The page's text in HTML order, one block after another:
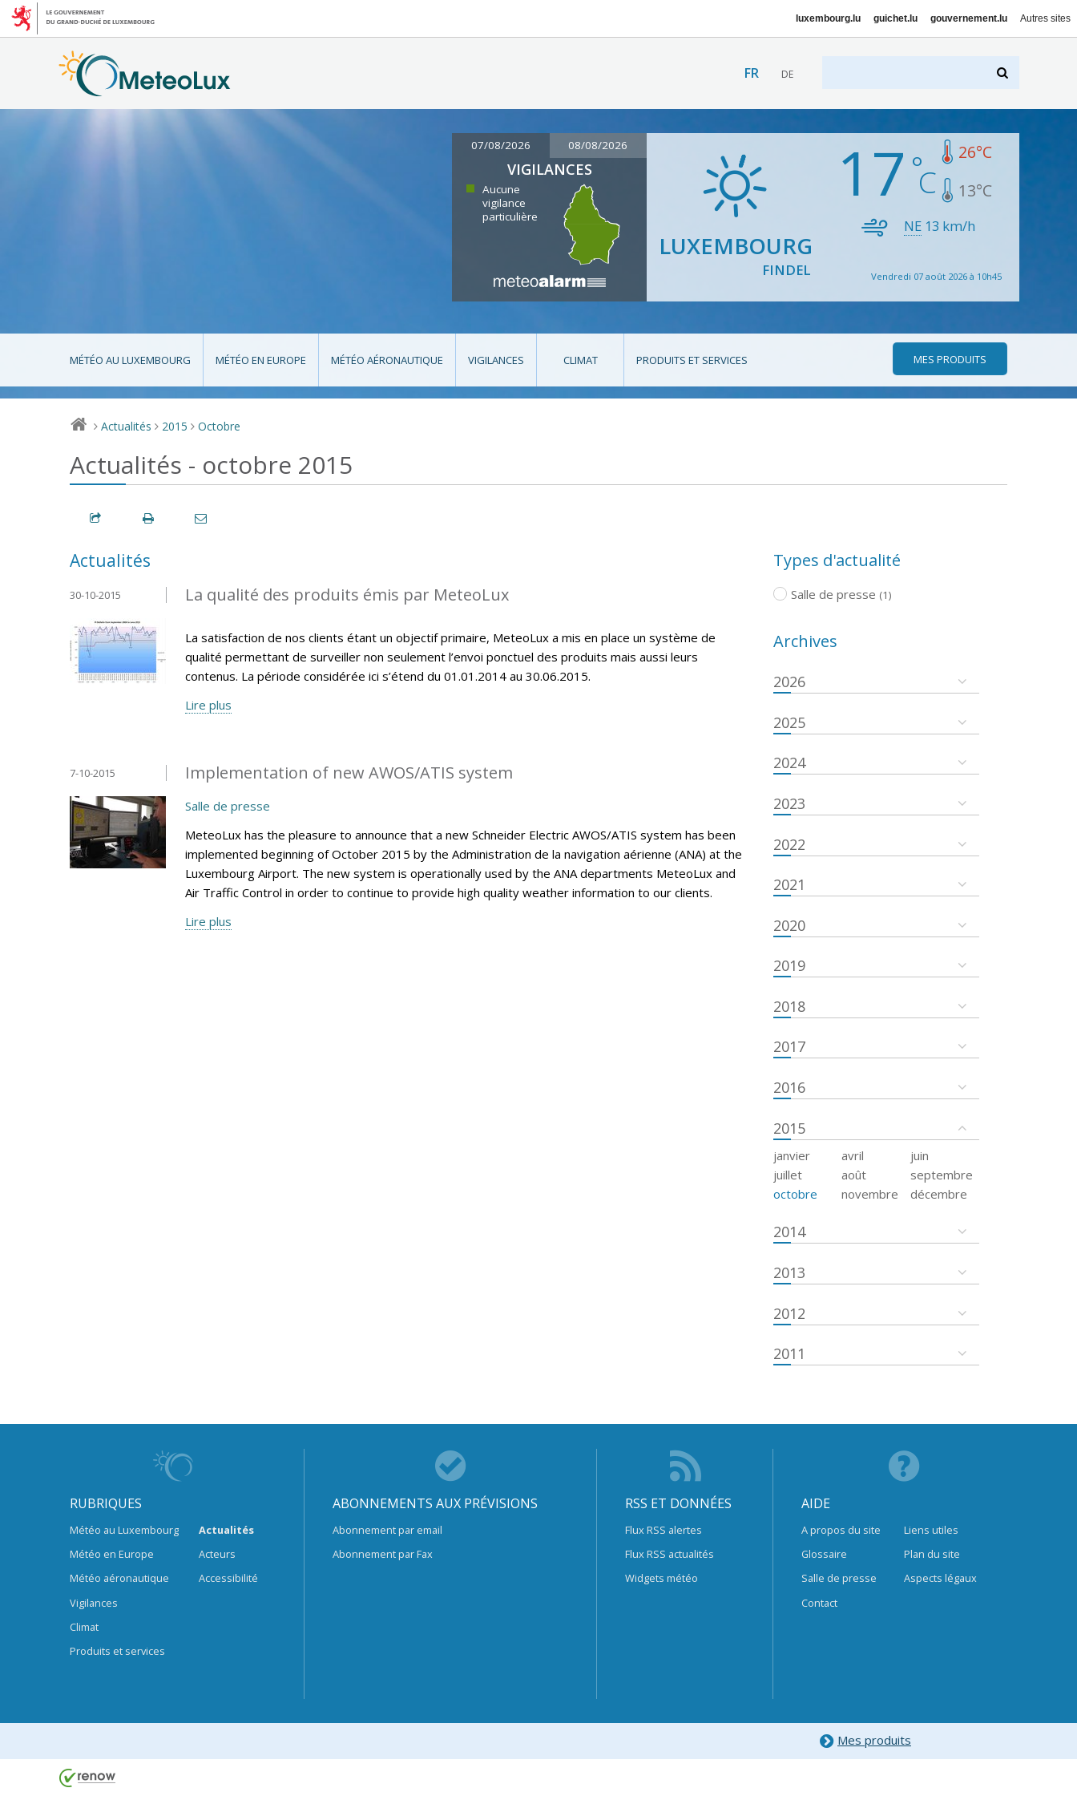
luxembourg.lu guichet.lu gouvernement.lu Autres sites
FR DE
07/08/2026 08/08/2026
VIGILANCES
Aucune
vigilance
particulière
LUXEMBOURG
FINDEL
17 26°C
13°C
NE 13 km/h
Vendredi 07 août 2026 à 10h45
MÉTÉO AU LUXEMBOURG MÉTÉO EN EUROPE MÉTÉO AÉRONAUTIQUE VIGILANCES CLIMAT PRODUITS ET SERVICES MES PRODUITS
> Actualités > 2015 > Octobre
Actualités - octobre 2015
Actualités
La qualité des produits émis par MeteoLux
30-10-2015
La satisfaction de nos clients étant un objectif primaire, MeteoLux a mis en place un système de
qualité permettant de surveiller non seulement l’envoi ponctuel des produits mais aussi leurs
contenus. La période considérée ici s’étend du 01.01.2014 au 30.06.2015.
Lire plus
Implementation of new AWOS/ATIS system
7-10-2015
Salle de presse
MeteoLux has the pleasure to announce that a new Schneider Electric AWOS/ATIS system has been
implemented beginning of October 2015 by the Administration de la navigation aérienne (ANA) at the
Luxembourg Airport. The new system is operationally used by the ANA departments MeteoLux and
Air Traffic Control in order to continue to provide high quality weather information to our clients.
Lire plus
Types d'actualité
Salle de presse (1)
Archives
2026
2025
2024
2023
2022
2021
2020
2019
2018
2017
2016
2015
janvier avril
juin
juillet
août
septembre
octobre
novembre décembre
2014
2013
2012
2011
RUBRIQUES
Météo au Luxembourg
Météo en Europe
Météo aéronautique
Vigilances
Climat
Produits et services
Actualités
Acteurs
Accessibilité
ABONNEMENTS AUX PRÉVISIONS
Abonnement par email
Abonnement par Fax
RSS ET DONNÉES
Flux RSS alertes
Flux RSS actualités
Widgets météo
AIDE
A propos du site
Glossaire
Salle de presse
Contact
Liens utiles
Plan du site
Aspects légaux
Mes produits